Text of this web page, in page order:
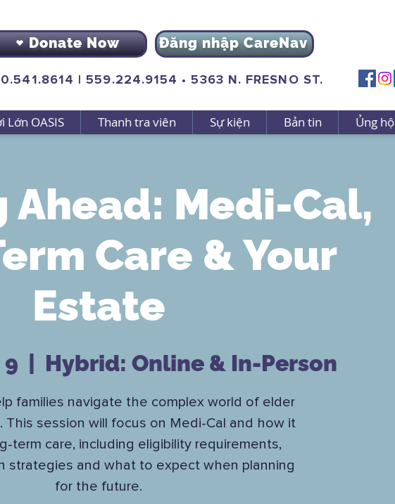
Donate Now Đăng nhập CareNav
|559.224.9154 •5363 N. FRESNO ST.
Lớn OASIS Thanh tra viên Sự kiện Bản tin Ủng hộ
Ahead: Medi-Cal,
Care & Your
Estate
Hybrid: Online & In-Person
families navigate the complex world of elder
This session will focus on Medi-Cal and how it
term care, including eligibility requirements,
strategies and what to expect when planning
for the future.